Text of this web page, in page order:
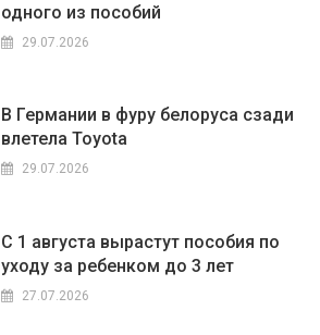
одного из пособий
29.07.2026
В Германии в фуру белоруса сзади
влетела Toyota
29.07.2026
С 1 августа вырастут пособия по
уходу за ребенком до 3 лет
27.07.2026